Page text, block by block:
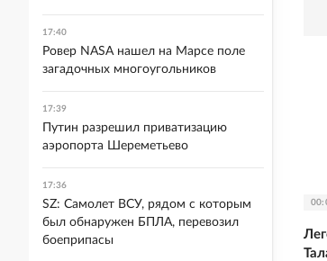
17:40
Ровер NASA нашел на Марсе поле
загадочных многоугольников
17:39
Путин разрешил приватизацию
аэропорта Шереметьево
17:36
SZ: Самолет ВСУ, рядом с которым
был обнаружен БПЛА, перевозил
боеприпасы